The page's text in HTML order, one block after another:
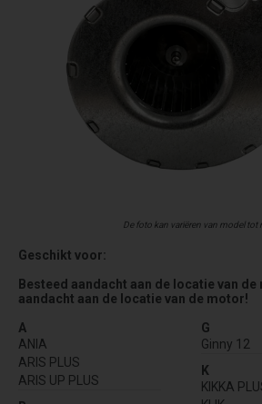
De foto kan variëren van model tot
Geschikt voor:
Besteed aandacht aan de locatie van
aandacht aan de locatie van de motor!
A
ANIA
ARIS PLUS
ARIS UP PLUS
G
Ginny 12
K
KIKKA